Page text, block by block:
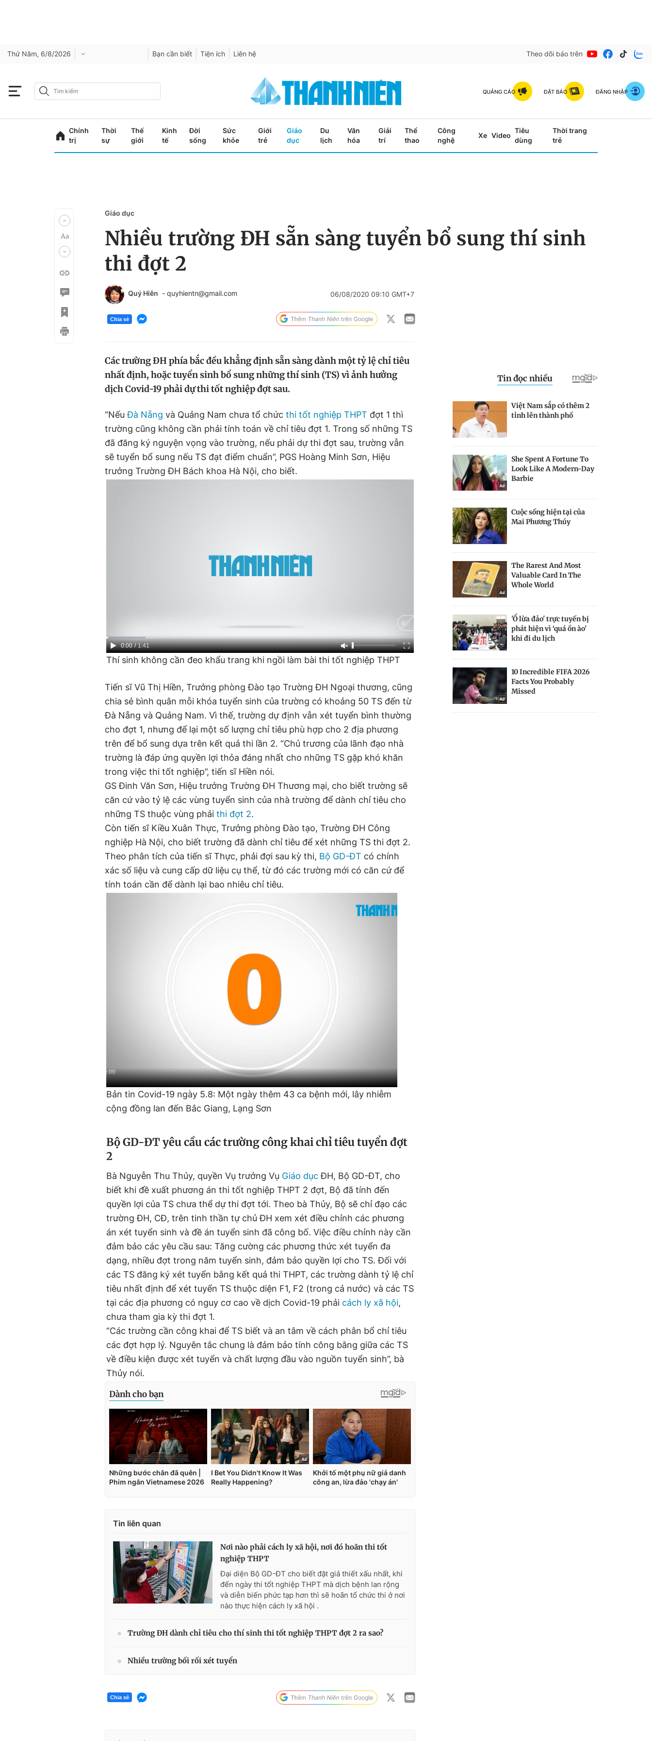
Thứ Năm, 6/8/2026 Bạn cần biết Tiện ích Liên hệ Theo dõi báo trên
QUẢNG CÁO ĐẶT BÁO ĐĂNG NHẬP
Chính
trị
Thời
sự
Thế
giới
Kinh
tế
Đời
sống
Sức
khỏe
Giới
trẻ
Giáo
dục
Du
lịch
Văn
hóa
Giải
trí
Thể
thao
Công
nghệ
Xe Video
Tiêu
dùng
Thời trang
trẻ
Giáo dục
Nhiều trường ĐH sẵn sàng tuyển bổ sung thí sinh
thi đợt 2
Quý Hiên - quyhientn@gmail.com 06/08/2020 09:10 GMT+7
Chia sẻ
Các trường ĐH phía bắc đều khẳng định sẵn sàng dành một tỷ lệ chỉ tiêu
nhất định, hoặc tuyển sinh bổ sung những thí sinh (TS) vì ảnh hưởng
dịch Covid-19 phải dự thi tốt nghiệp đợt sau.
“NếuĐà Nẵng và Quảng Nam chưa tổ chức thi tốt nghiệp THPT đợt 1 thì
trường cũng không cần phải tính toán về chỉ tiêu đợt 1. Trong số những TS
đã đăng ký nguyện vọng vào trường, nếu phải dự thi đợt sau, trường vẫn
sẽ tuyển bổ sung nếu TS đạt điểm chuẩn”, PGS Hoàng Minh Sơn, Hiệu
trưởng Trường ĐH Bách khoa Hà Nội, cho biết.
Current
Time
0:00 / Duration
1:41
Thí sinh không cần đeo khẩu trang khi ngồi làm bài thi tốt nghiệp THPT
Tiến sĩ Vũ Thị Hiền, Trưởng phòng Đào tạo Trường ĐH Ngoại thương, cũng
chia sẻ bình quân mỗi khóa tuyển sinh của trường có khoảng 50 TS đến từ
Đà Nẵng và Quảng Nam. Vì thế, trường dự định vẫn xét tuyển bình thường
cho đợt 1, nhưng để lại một số lượng chỉ tiêu phù hợp cho 2 địa phương
trên để bổ sung dựa trên kết quả thi lần 2. “Chủ trương của lãnh đạo nhà
trường là đáp ứng quyền lợi thỏa đáng nhất cho những TS gặp khó khăn
trong việc thi tốt nghiệp”, tiến sĩ Hiền nói.
GS Đinh Văn Sơn, Hiệu trưởng Trường ĐH Thương mại, cho biết trường sẽ
căn cứ vào tỷ lệ các vùng tuyển sinh của nhà trường để dành chỉ tiêu cho
những TS thuộc vùng phải thi đợt 2.
Còn tiến sĩ Kiều Xuân Thực, Trưởng phòng Đào tạo, Trường ĐH Công
nghiệp Hà Nội, cho biết trường đã dành chỉ tiêu để xét những TS thi đợt 2.
Theo phân tích của tiến sĩ Thực, phải đợi sau kỳ thi, Bộ GD-ĐT có chính
xác số liệu và cung cấp dữ liệu cụ thể, từ đó các trường mới có căn cứ để
tính toán cần để dành lại bao nhiêu chỉ tiêu.
Bản tin Covid-19 ngày 5.8: Một ngày thêm 43 ca bệnh mới, lây nhiễm
cộng đồng lan đến Bắc Giang, Lạng Sơn
Bộ GD-ĐT yêu cầu các trường công khai chỉ tiêu tuyển đợt
2
Bà Nguyễn Thu Thủy, quyền Vụ trưởng Vụ Giáo dụcĐH, Bộ GD-ĐT, cho
biết khi đề xuất phương án thi tốt nghiệp THPT 2 đợt, Bộ đã tính đến
quyền lợi của TS chưa thể dự thi đợt tới. Theo bà Thủy, Bộ sẽ chỉ đạo các
trường ĐH, CĐ, trên tinh thần tự chủ ĐH xem xét điều chỉnh các phương
án xét tuyển sinh và đề án tuyển sinh đã công bố. Việc điều chỉnh này cần
đảm bảo các yêu cầu sau: Tăng cường các phương thức xét tuyển đa
dạng, nhiều đợt trong năm tuyển sinh, đảm bảo quyền lợi cho TS. Đối với
các TS đăng ký xét tuyển bằng kết quả thi THPT, các trường dành tỷ lệ chỉ
tiêu nhất định để xét tuyển TS thuộc diện F1, F2 (trong cả nước) và các TS
tại các địa phương có nguy cơ cao về dịch Covid-19 phải cách ly xã hội,
chưa tham gia kỳ thi đợt 1.
“Các trường cần công khai để TS biết và an tâm về cách phân bổ chỉ tiêu
các đợt hợp lý. Nguyên tắc chung là đảm bảo tính công bằng giữa các TS
về điều kiện được xét tuyển và chất lượng đầu vào nguồn tuyển sinh”, bà
Thủy nói.
Tin liên quan
Nơi nào phải cách ly xã hội, nơi đó hoãn thi tốt
nghiệp THPT
Đại diện Bộ GD-ĐT cho biết đặt giả thiết xấu nhất, khi
đến ngày thi tốt nghiệp THPT mà dịch bệnh lan rộng
và diễn biến phức tạp hơn thì sẽ hoãn tổ chức thi ở nơi
nào thực hiện cách ly xã hội .
Trường ĐH dành chỉ tiêu cho thí sinh thi tốt nghiệp THPT đợt 2 ra sao?
Nhiều trường bối rối xét tuyển
Chia sẻ